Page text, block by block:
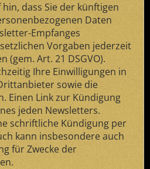
dass Sie der künftigen
Daten
Empfanges
Vorgaben jederzeit
(gem. Art. 21 DSGVO).
Ihre Einwilligungen in
sowie die
Einen Link zur Kündigung
jeden Newsletters.
schriftliche Kündigung per
kann insbesondere auch
für Zwecke der